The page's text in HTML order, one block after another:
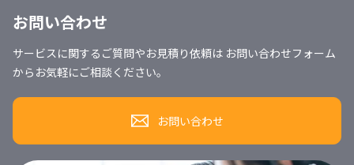
お問い合わせ
サービスに関するご質問やお見積り依頼は お問い合わせフォーム
からお気軽にご相談ください。
お問い合わせ